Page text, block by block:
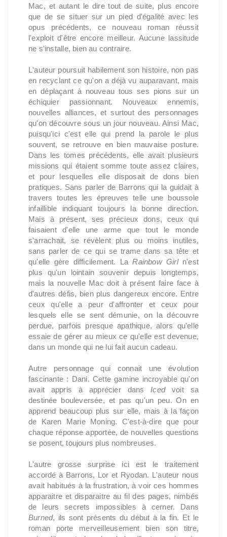
Mac, et autant le dire tout de suite, plus encore
que de se situer sur un pied d'égalité avec les
opus précédents, ce nouveau roman réussit
l'exploit d'être encore meilleur. Aucune lassitude
ne s'installe, bien au contraire.
L'auteur poursuit habilement son histoire, non pas
en recyclant ce qu'on a déjà vu auparavant, mais
en déplaçant à nouveau tous ses pions sur un
échiquier passionnant. Nouveaux ennemis,
nouvelles alliances, et surtout des personnages
qu'on découvre sous un jour nouveau. Ainsi Mac,
puisqu'ici c'est elle qui prend la parole le plus
souvent, se retrouve en bien mauvaise posture.
Dans les tomes précédents, elle avait plusieurs
missions qui étaient somme toute assez claires,
et pour lesquelles elle disposait de dons bien
pratiques. Sans parler de Barrons qui la guidait à
travers toutes les épreuves telle une boussole
infaillible indiquant toujours la bonne direction.
Mais à présent, ses précieux dons, ceux qui
faisaient d'elle une arme que tout le monde
s'arrachait, se révèlent plus ou moins inutiles,
sans parler de ce qui se trame dans sa tête et
qu'elle gère difficilement. LaRainbow Girl n'est
plus qu'un lointain souvenir depuis longtemps,
mais la nouvelle Mac doit à présent faire face à
d'autres défis, bien plus dangereux encore. Entre
ceux qu'elle a peur d'affronter et ceux pour
lesquels elle se sent démunie, on la découvre
perdue, parfois presque apathique, alors qu'elle
essaie de gérer au mieux ce qu'elle est devenue,
dans un monde qui ne lui fait aucun cadeau.
Autre personnage qui connait une évolution
fascinante : Dani. Cette gamine incroyable qu'on
avait appris à apprécier dans Icedvoit sa
destinée bouleversée, et pas qu'un peu. On en
apprend beaucoup plus sur elle, mais à la façon
de Karen Marie Moning. C'est-à-dire que pour
chaque réponse apportée, de nouvelles questions
se posent, toujours plus nombreuses.
L'autre grosse surprise ici est le traitement
accordé à Barrons, Lor et Ryodan. L'auteur nous
avait habitués à la frustration, à voir ces hommes
apparaitre et disparaitre au fil des pages, nimbés
de leurs secrets impossibles à cerner. Dans
Burned, ils sont présents du début à la fin. Et le
roman porte merveilleusement bien son titre,